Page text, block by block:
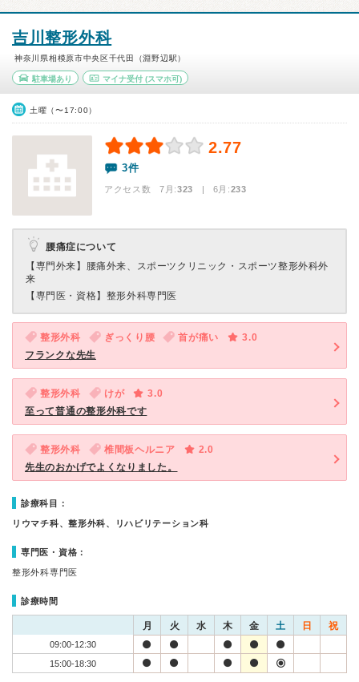
吉川整形外科
神奈川県相模原市中央区千代田（淵野辺駅）
駐車場あり マイナ受付(スマホ可)
土曜（〜17:00）
2.77
3件
アクセス数 7月:323 | 6月:233
腰痛症について
【専門外来】
腰痛外来、スポーツクリニック・スポーツ整形外科外
来
【専門医・資格】 整形外科専門医
整形外科 ぎっくり腰 首が痛い
3.0
フランクな先生
整形外科 けが
3.0
至って普通の整形外科です
整形外科 椎間板ヘルニア
2.0
先生のおかげでよくなりました。
診療科目：
リウマチ科、整形外科、リハビリテーション科
専門医・資格：
整形外科専門医
診療時間
月 火 水 木 金 土 日 祝
09:00-12:30
15:00-18:30